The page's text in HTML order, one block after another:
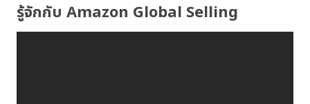
รู้จักกับ Amazon Global Selling